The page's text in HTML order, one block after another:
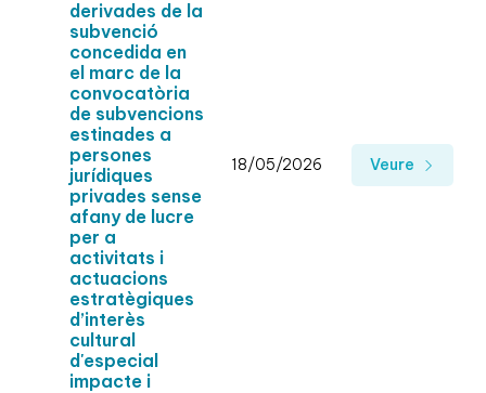
derivades de la
subvenció
concedida en
el marc de la
convocatòria
de subvencions
estinades a
persones
jurídiques
privades sense
afany de lucre
per a
activitats i
actuacions
estratègiques
d’interès
cultural
d'especial
impacte i
18/05/2026 Veure